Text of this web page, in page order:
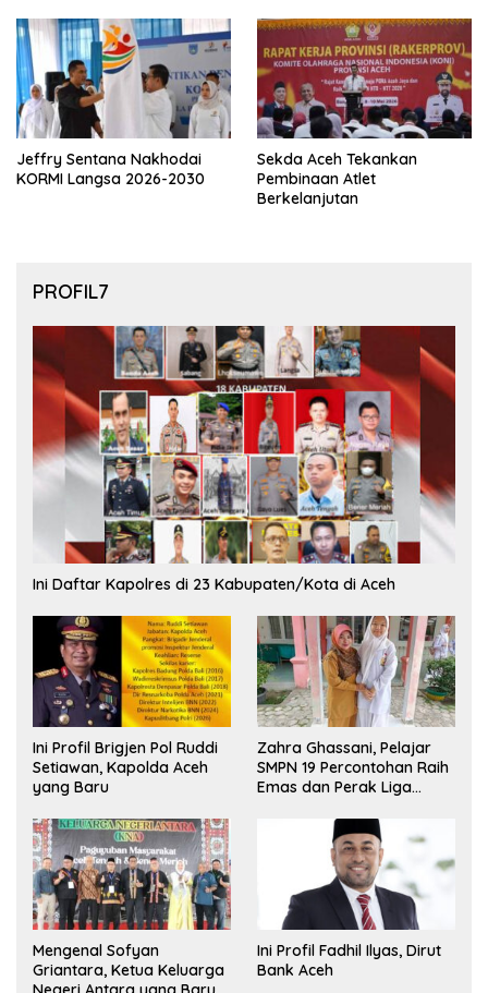
Jeffry Sentana Nakhodai
KORMI Langsa 2026-2030
Sekda Aceh Tekankan
Pembinaan Atlet
Berkelanjutan
PROFIL7
Ini Daftar Kapolres di 23 Kabupaten/Kota di Aceh
Ini Profil Brigjen Pol Ruddi
Setiawan, Kapolda Aceh
yang Baru
Zahra Ghassani, Pelajar
SMPN 19 Percontohan Raih
Emas dan Perak Liga
Mengenal Sofyan
Griantara, Ketua Keluarga
Ini Profil Fadhil Ilyas, Dirut
Bank Aceh